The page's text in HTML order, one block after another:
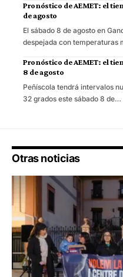
Pronóstico de AEMET: el
de agosto
El sábado 8 de agosto en
despejada con temperaturas
Pronóstico de AEMET: el
8 de agosto
Peñíscola tendrá intervalos
32 grados este sábado 8 de…
Otras noticias